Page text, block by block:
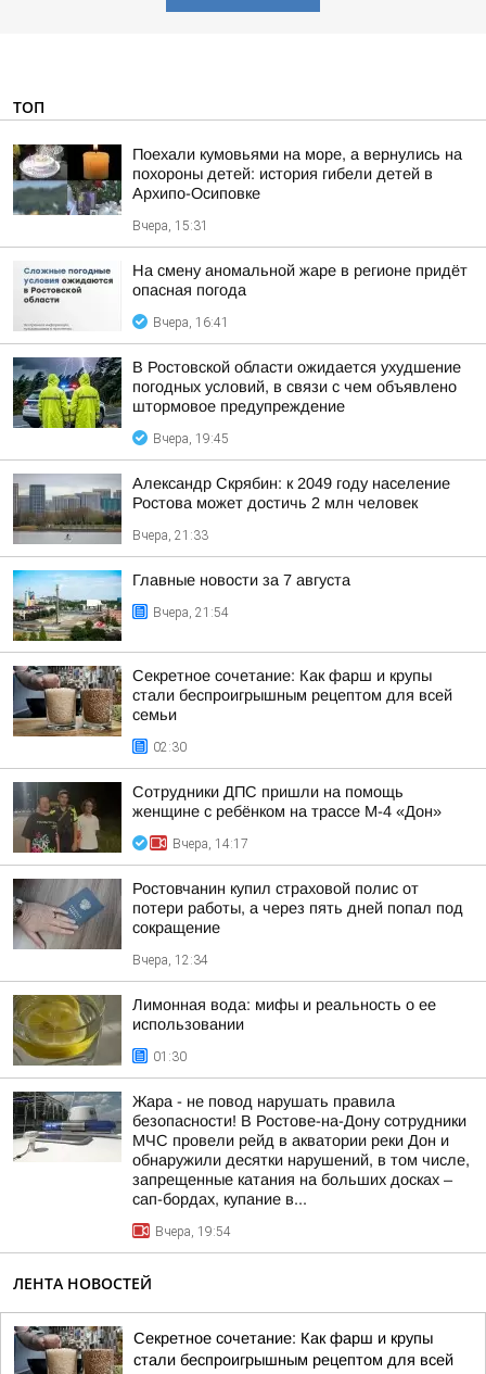
ТОП
Поехали кумовьями на море, а вернулись на
похороны детей: история гибели детей в
Архипо-Осиповке
Вчера, 15:31
На смену аномальной жаре в регионе придёт
опасная погода
Вчера, 16:41
В Ростовской области ожидается ухудшение
погодных условий, в связи с чем объявлено
штормовое предупреждение
Вчера, 19:45
Александр Скрябин: к 2049 году население
Ростова может достичь 2 млн человек
Вчера, 21:33
Главные новости за 7 августа
Вчера, 21:54
Секретное сочетание: Как фарш и крупы
стали беспроигрышным рецептом для всей
семьи
02:30
Сотрудники ДПС пришли на помощь
женщине с ребёнком на трассе М-4 «Дон»
Вчера, 14:17
Ростовчанин купил страховой полис от
потери работы, а через пять дней попал под
сокращение
Вчера, 12:34
Лимонная вода: мифы и реальность о ее
использовании
01:30
Жара - не повод нарушать правила
безопасности! В Ростове-на-Дону сотрудники
МЧС провели рейд в акватории реки Дон и
обнаружили десятки нарушений, в том числе,
запрещенные катания на больших досках –
сап-бордах, купание в...
Вчера, 19:54
ЛЕНТА НОВОСТЕЙ
Секретное сочетание: Как фарш и крупы
стали беспроигрышным рецептом для всей